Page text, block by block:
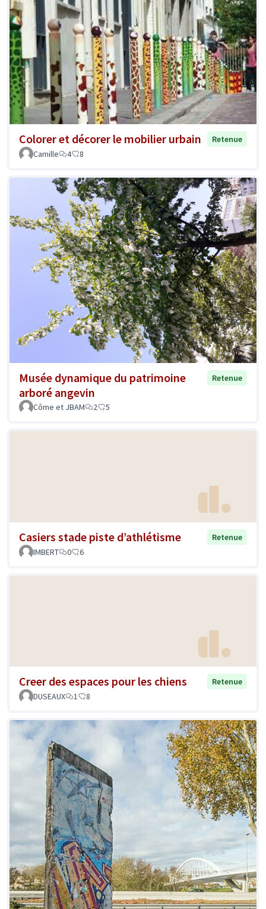
Colorer et décorer le mobilier urbain
Retenue
Camille
4 8
Musée dynamique du patrimoine
arboré angevin
Retenue
Côme et JBAM 2 5
Casiers stade piste d’athlétisme
Retenue
IMBERT
0 6
Creer des espaces pour les chiens
Retenue
DUSEAUX
1 8